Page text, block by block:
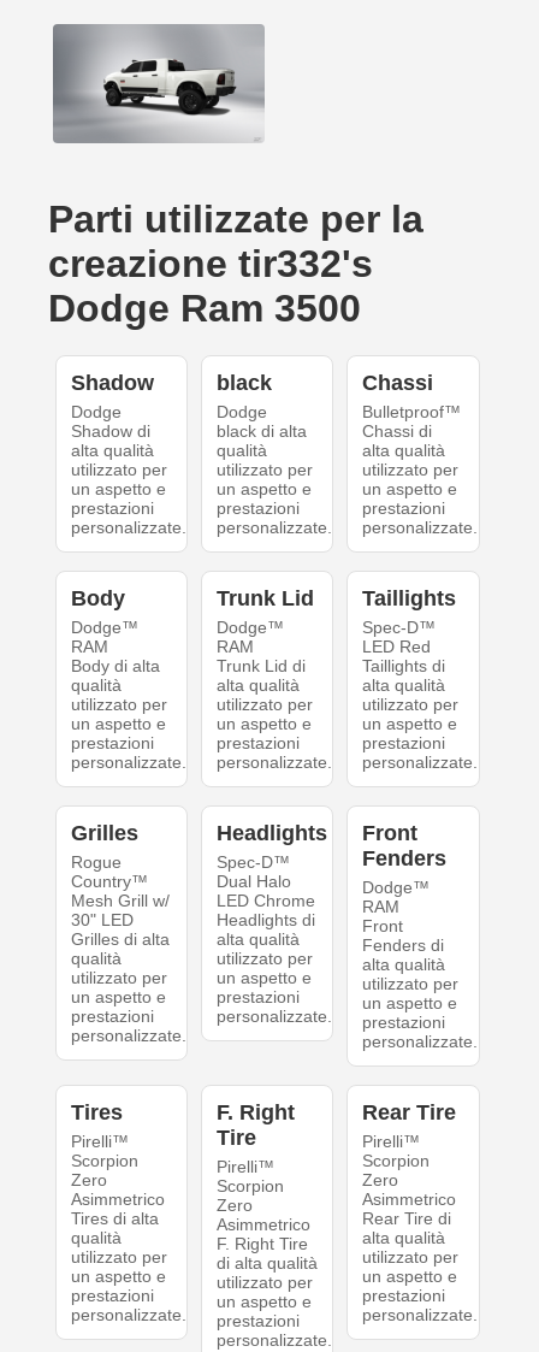
Parti utilizzate per la
creazione tir332's
Dodge Ram 3500
Shadow
Dodge
Shadow di
alta qualità
utilizzato per
un aspetto e
prestazioni
personalizzate.
black
Dodge
black di alta
qualità
utilizzato per
un aspetto e
prestazioni
personalizzate.
Chassi
Bulletproof™
Chassi di
alta qualità
utilizzato per
un aspetto e
prestazioni
personalizzate.
Body
Dodge™
RAM
Body di alta
qualità
utilizzato per
un aspetto e
prestazioni
personalizzate.
Trunk Lid
Dodge™
RAM
Trunk Lid di
alta qualità
utilizzato per
un aspetto e
prestazioni
personalizzate.
Taillights
Spec-D™
LED Red
Taillights di
alta qualità
utilizzato per
un aspetto e
prestazioni
personalizzate.
Grilles
Rogue
Country™
Mesh Grill w/
30" LED
Grilles di alta
qualità
utilizzato per
un aspetto e
prestazioni
personalizzate.
Headlights
Spec-D™
Dual Halo
LED Chrome
Headlights di
alta qualità
utilizzato per
un aspetto e
prestazioni
personalizzate.
Front
Fenders
Dodge™
RAM
Front
Fenders di
alta qualità
utilizzato per
un aspetto e
prestazioni
personalizzate.
Tires
Pirelli™
Scorpion
Zero
Asimmetrico
Tires di alta
qualità
utilizzato per
un aspetto e
prestazioni
personalizzate.
F. Right
Tire
Pirelli™
Scorpion
Zero
Asimmetrico
F. Right Tire
di alta qualità
utilizzato per
un aspetto e
prestazioni
personalizzate.
Rear Tire
Pirelli™
Scorpion
Zero
Asimmetrico
Rear Tire di
alta qualità
utilizzato per
un aspetto e
prestazioni
personalizzate.